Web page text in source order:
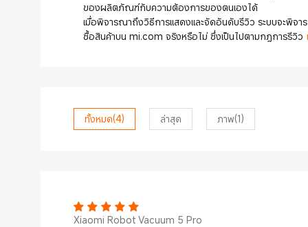
ของผลิตภัณฑ์กับความต้องการของตนเองได้
เมื่อพิจารณาถึงวิธีการแสดงและจัดอันดับรีวิว ระบบจะพิจ
ซื้อสินค้าบน mi.com จริงหรือไม่ ซึ่งเป็นไปตามกฎการรีวิว
ทั้งหมด(4) ล่าสุด ภาพ(1)
Xiaomi Robot Vacuum 5 Pro